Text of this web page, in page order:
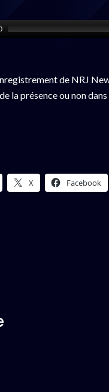
de NRJ
la présence ou non
X Facebook